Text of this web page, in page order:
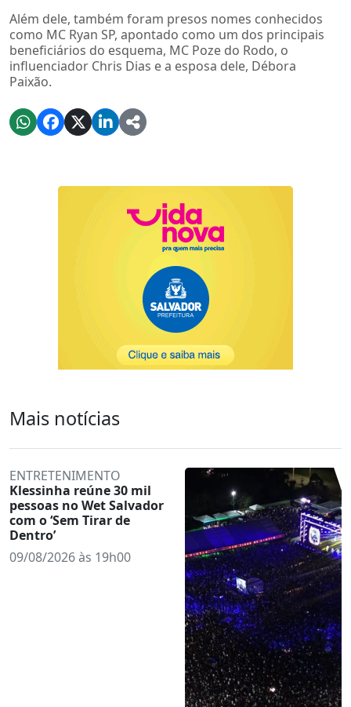
Além dele, também foram presos nomes conhecidos
como MC Ryan SP, apontado como um dos principais
beneficiários do esquema, MC Poze do Rodo, o
influenciador Chris Dias e a esposa dele, Débora
Paixão.
Mais notícias
ENTRETENIMENTO
Klessinha reúne 30 mil
pessoas no Wet Salvador
com o ‘Sem Tirar de
Dentro’
09/08/2026 às 19h00